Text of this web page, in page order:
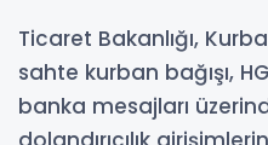
Ticaret Bakanlığı,
sahte kurban bağışı,
banka mesajları